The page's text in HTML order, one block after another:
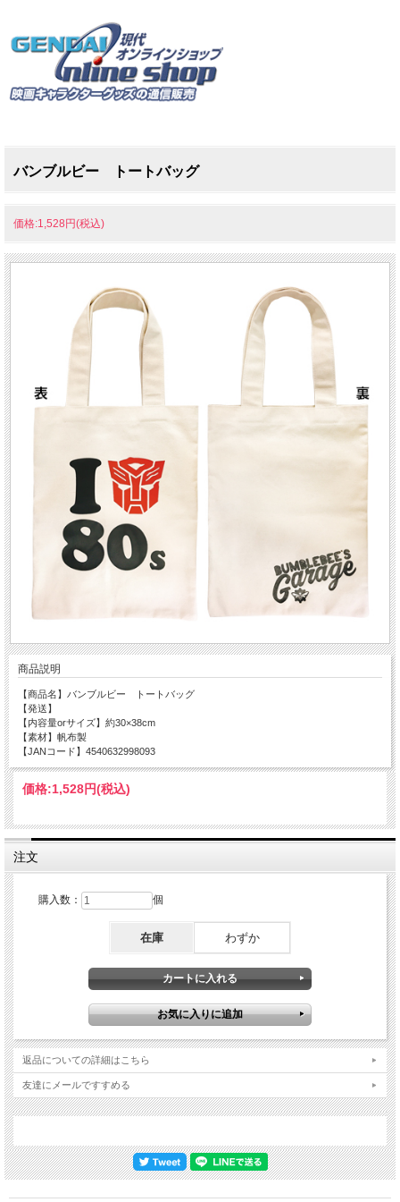
バンブルビー トートバッグ
価格:1,528円(税込)
商品説明
【商品名】バンブルビー トートバッグ
【発送】
【内容量orサイズ】約30×38cm
【素材】帆布製
【JANコード】4540632998093
価格:1,528円(税込)
注文
購入数： 個
在庫 わずか
返品についての詳細はこちら
友達にメールですすめる